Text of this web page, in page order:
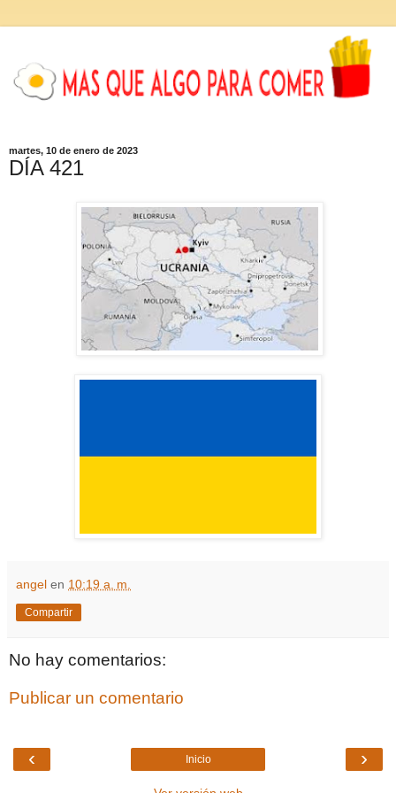
martes, 10 de enero de 2023
DÍA 421
angel en 10:19 a. m.
Compartir
No hay comentarios:
Publicar un comentario
‹ ›
Inicio